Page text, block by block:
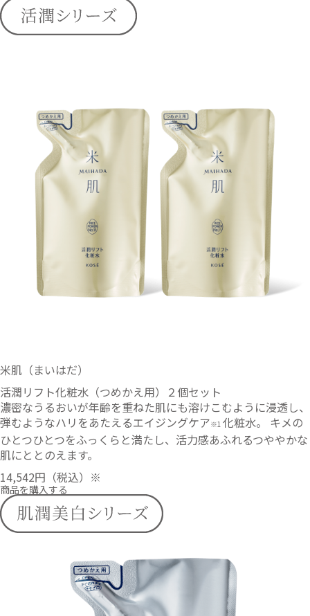
米肌（まいはだ）
活潤リフト化粧水（つめかえ用）２個セット
濃密なうるおいが年齢を重ねた肌にも溶けこむように浸透し、
弾むようなハリをあたえるエイジングケア※1 化粧水。 キメの
ひとつひとつをふっくらと満たし、活力感あふれるつややかな
肌にととのえます。
14,542円 （税込）※
商品を購入する